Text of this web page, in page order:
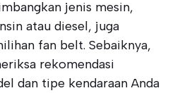
jenis mesin,
atau diesel, juga
fan belt. Sebaiknya,
rekomendasi
dan tipe kendaraan Anda